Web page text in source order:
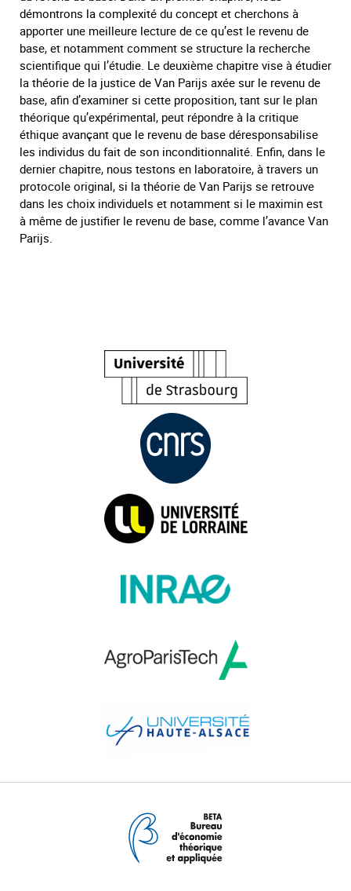
démontrons la complexité du concept et cherchons à
apporter une meilleure lecture de ce qu’est le revenu de
base, et notamment comment se structure la recherche
scientifique qui l’étudie. Le deuxième chapitre vise à étudier
la théorie de la justice de Van Parijs axée sur le revenu de
base, afin d’examiner si cette proposition, tant sur le plan
théorique qu’expérimental, peut répondre à la critique
éthique avançant que le revenu de base déresponsabilise
les individus du fait de son inconditionnalité. Enfin, dans le
dernier chapitre, nous testons en laboratoire, à travers un
protocole original, si la théorie de Van Parijs se retrouve
dans les choix individuels et notamment si le maximin est
à même de justifier le revenu de base, comme l’avance Van
Parijs.